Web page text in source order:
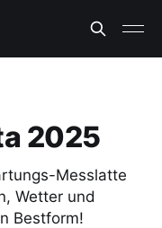
2025
Messlatte
Wetter und
Bestform!